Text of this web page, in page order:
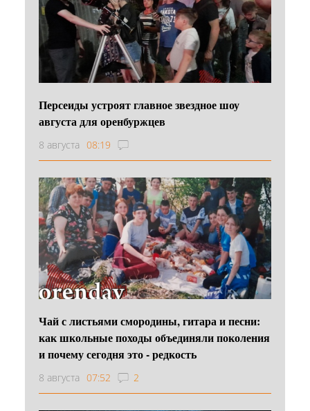
Персеиды устроят главное звездное шоу
августа для оренбуржцев
8 августа 08:19
Чай с листьями смородины, гитара и песни:
как школьные походы объединяли поколения
и почему сегодня это - редкость
8 августа 07:52 2